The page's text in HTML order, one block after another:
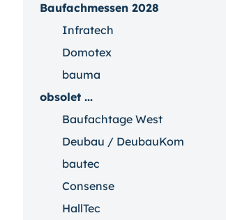
Baufachmessen 2028
Infratech
Domotex
bauma
obsolet ...
Baufachtage West
Deubau / DeubauKom
bautec
Consense
HallTec